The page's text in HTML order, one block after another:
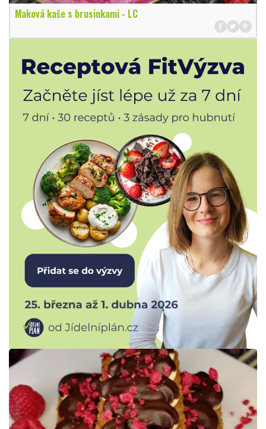
Maková kaše s brusinkami - LC